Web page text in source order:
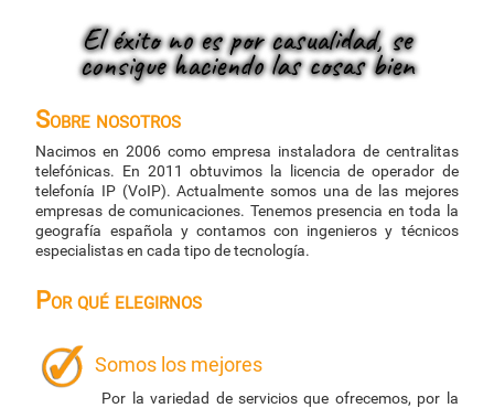
El éxito no es por casualidad, se
consigue haciendo las cosas bien
Sobre nosotros
Nacimos en 2006 como empresa instaladora de centralitas
telefónicas. En 2011 obtuvimos la licencia de operador de
telefonía IP (VoIP). Actualmente somos una de las mejores
empresas de comunicaciones. Tenemos presencia en toda la
geografía española y contamos con ingenieros y técnicos
especialistas en cada tipo de tecnología.
Por qué elegirnos
Somos los mejores
Por la variedad de servicios que ofrecemos, por la